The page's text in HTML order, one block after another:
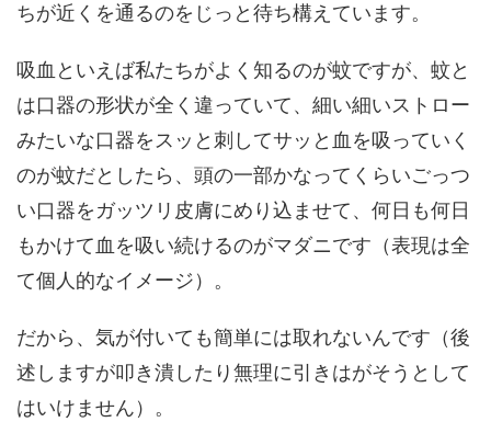
ちが近くを通るのをじっと待ち構えています。
吸血といえば私たちがよく知るのが蚊ですが、蚊と
は口器の形状が全く違っていて、細い細いストロー
みたいな口器をスッと刺してサッと血を吸っていく
のが蚊だとしたら、頭の一部かなってくらいごっつ
い口器をガッツリ皮膚にめり込ませて、何日も何日
もかけて血を吸い続けるのがマダニです（表現は全
て個人的なイメージ）。
だから、気が付いても簡単には取れないんです（後
述しますが叩き潰したり無理に引きはがそうとして
はいけません）。